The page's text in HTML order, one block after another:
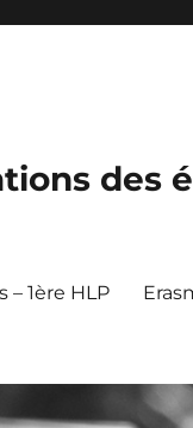
des
– 1ère HLP